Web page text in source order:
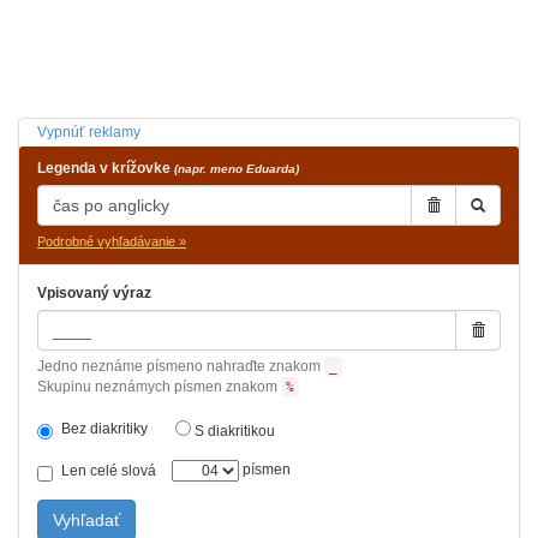
Vypnúť reklamy
Legenda v krížovke (napr. meno Eduarda)
Podrobné vyhľadávanie »
Vpisovaný výraz
Jedno neznáme písmeno nahraďte znakom
Skupinu neznámych písmen znakom %
Bez diakritiky S diakritikou
Len celé slová písmen
Vyhľadať